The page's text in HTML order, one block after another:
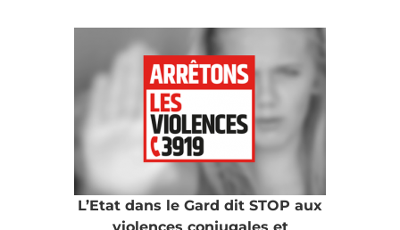
L’Etat dans le Gard dit STOP aux